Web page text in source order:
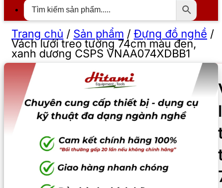
Trang chủ / Sản phẩm / Đựng đồ nghề /
Vách lưới treo tường 74cm màu đen,
xanh dương CSPS VNAA074XDBB1